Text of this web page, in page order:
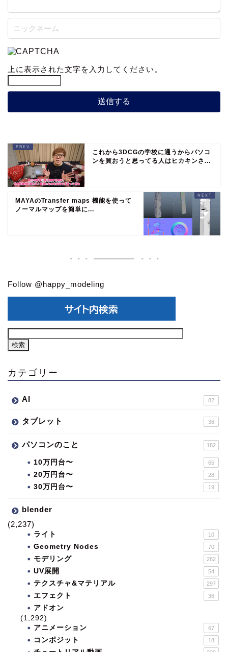
上に表示された文字を入力してください。
これから3DCGの学校に通うからパソコ
ンを買おうと思ってる人はヒカキンさ...
MAYAのTransfer maps 機能を使って
ノーマルマップを簡単に...
Follow @happy_modeling
カテゴリー
AI 82
タブレット 36
パソコンのこと 182
10万円台〜 65
20万円台〜 28
30万円台〜 19
blender
(2,237)
ライト 10
Geometry Nodes 70
モデリング 282
UV展開 54
テクスチャ&マテリアル 297
エフェクト 36
アドオン
(1,292)
アニメーション
67
コンポジット 18